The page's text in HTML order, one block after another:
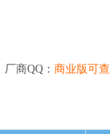
厂商QQ： 商业版可查